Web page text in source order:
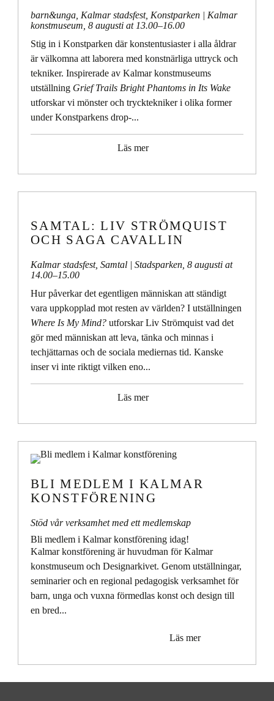
barn&unga Kalmar stadsfest, Konstparken | Kalmar
konstmuseum, 8 augusti at 13.00–16.00
Stig in i Konstparken där konstentusiaster i alla åldrar
är välkomna att laborera med konstnärliga uttryck och
tekniker. Inspirerade av Kalmar konstmuseums
utställning Grief Trails Bright Phantoms in Its Wake
utforskar vi mönster och trycktekniker i olika former
under Konstparkens drop-...
Läs mer
SAMTAL: LIV STRÖMQUIST
OCH SAGA CAVALLIN
Kalmar stadsfest, Samtal | Stadsparken, 8 augusti at
14.00–15.00
Hur påverkar det egentligen människan att ständigt
vara uppkopplad mot resten av världen? I utställningen
Where Is My Mind? utforskar Liv Strömquist vad det
gör med människan att leva, tänka och minnas i
techjättarnas och de sociala mediernas tid. Kanske
inser vi inte riktigt vilken eno...
Läs mer
BLI MEDLEM I KALMAR
KONSTFÖRENING
Stöd vår verksamhet med ett medlemskap
Bli medlem i Kalmar konstförening idag!
Kalmar konstförening är huvudman för Kalmar
konstmuseum och Designarkivet. Genom utställningar,
seminarier och en regional pedagogisk verksamhet för
barn, unga och vuxna förmedlas konst och design till
en bred...
Läs mer